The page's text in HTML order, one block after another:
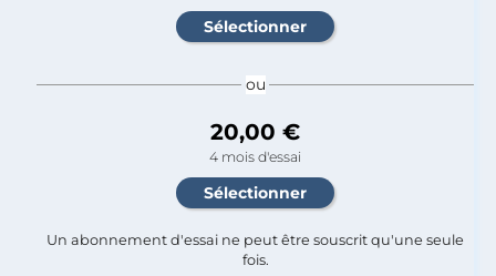
ou
20,00 €
4 mois d'essai
Un abonnement d'essai ne peut être souscrit qu'une seule
fois.​